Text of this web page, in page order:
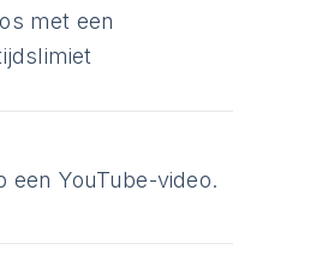
met een
een YouTube-video.